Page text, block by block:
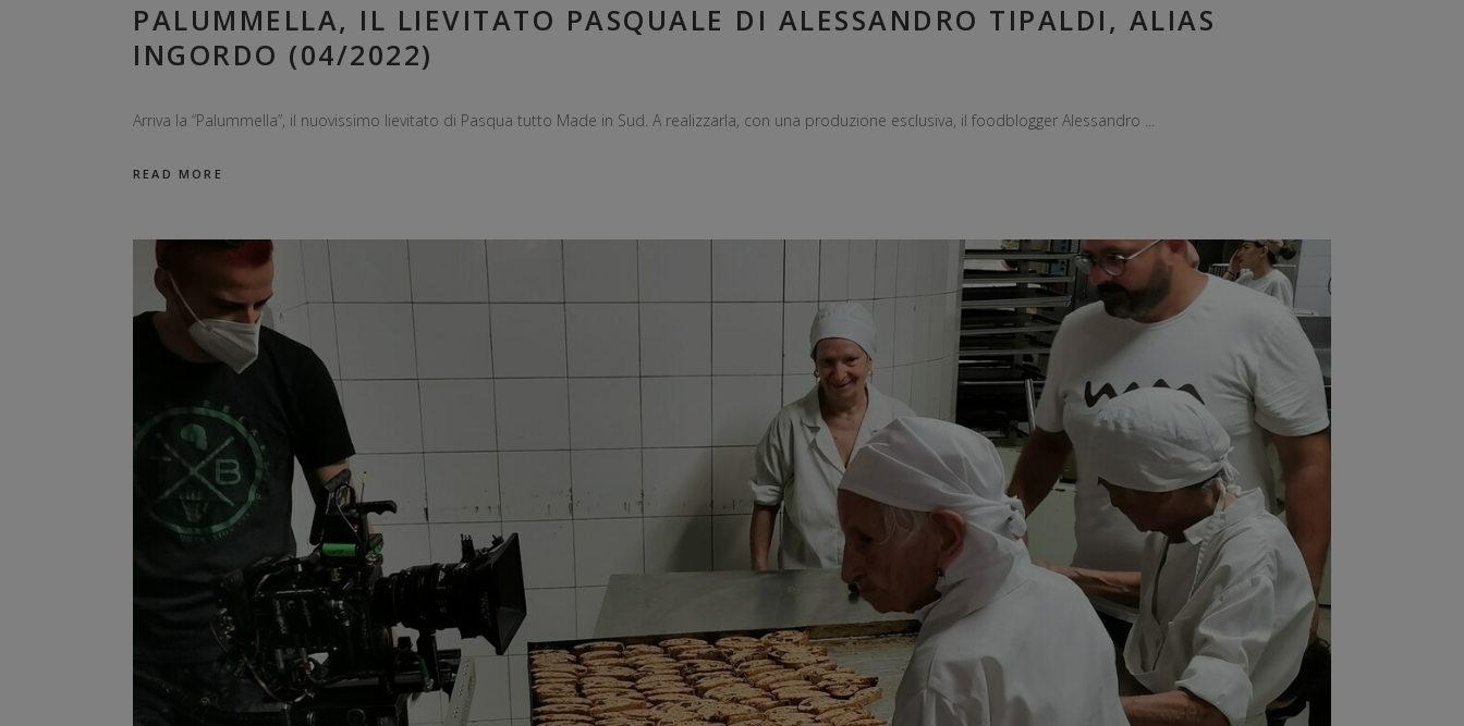
PALUMMELLA, IL LIEVITATO PASQUALE DI ALESSANDRO TIPALDI, ALIAS
INGORDO (04/2022)
Arriva la “Palummella”, il nuovissimo lievitato di Pasqua tutto Made in Sud. A realizzarla, con una produzione esclusiva, il foodblogger Alessandro
READ MORE